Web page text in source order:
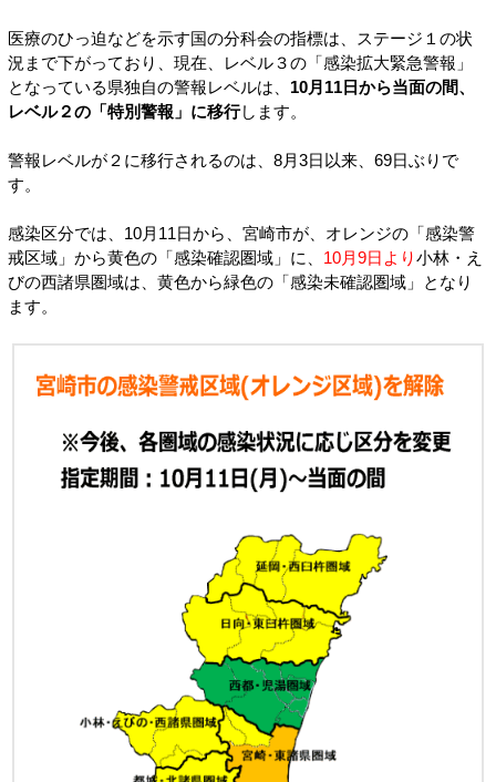
医療のひっ迫などを示す国の分科会の指標は、ステージ１の状
況まで下がっており、現在、レベル３の「感染拡大緊急警報」
となっている県独自の警報レベルは、 10月11日から当面の間、
レベル２の「特別警報」に移行します。
警報レベルが２に移行されるのは、8月3日以来、69日ぶりで
す。
感染区分では、10月11日から、宮崎市が、オレンジの「感染警
戒区域」から黄色の「感染確認圏域」に、 10月9日より小林・え
びの西諸県圏域は、黄色から緑色の「感染未確認圏域」となり
ます。